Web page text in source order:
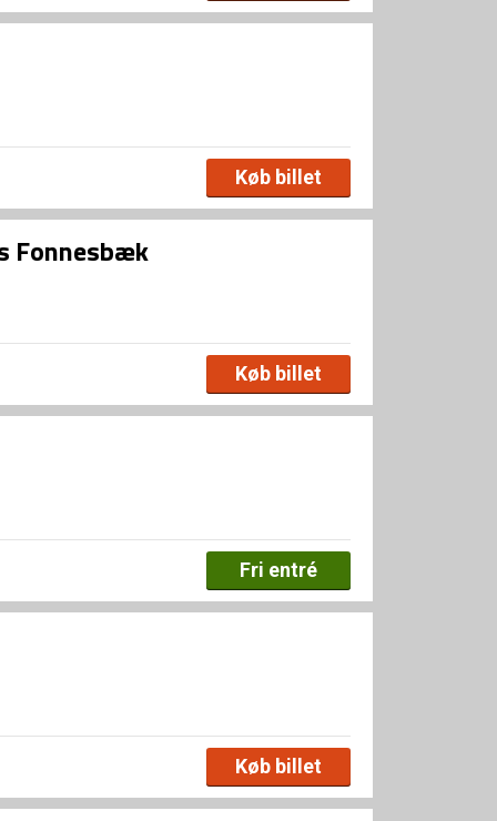
Køb billet
Fonnesbæk
Køb billet
Fri entré
Køb billet